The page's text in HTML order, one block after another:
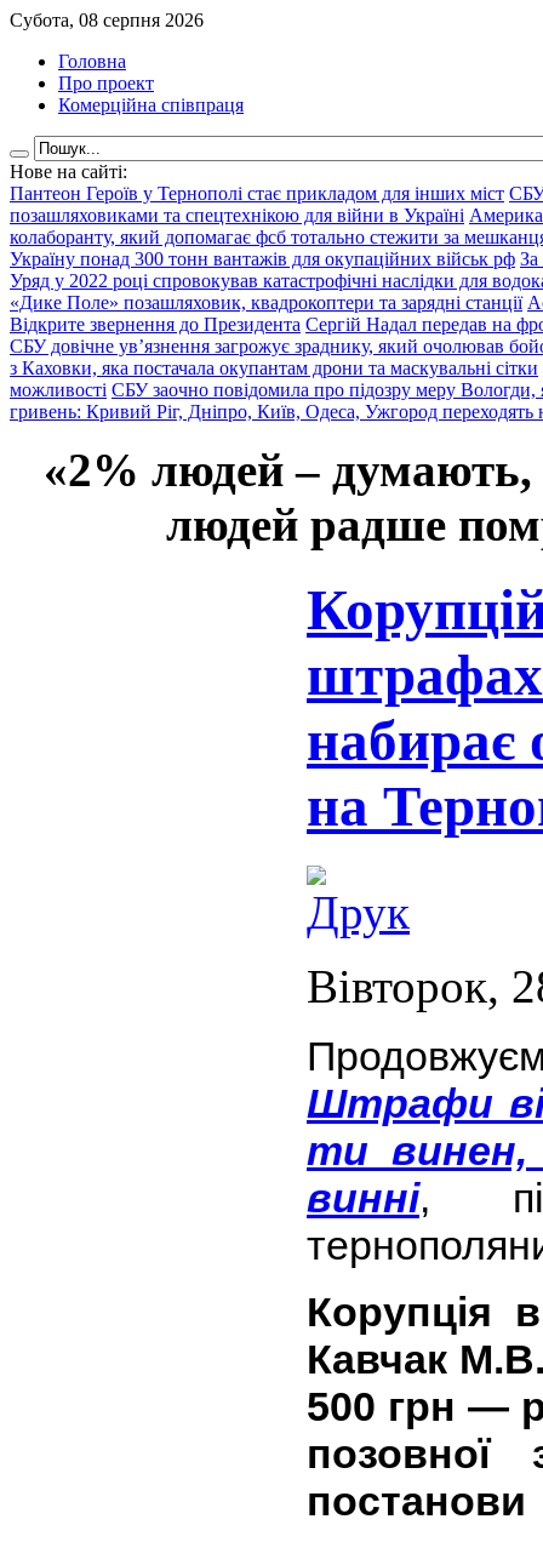
Субота, 08 серпня 2026
Головна
Про проект
Комерційна співпраця
Нове на сайті:
Пантеон Героїв у Тернополі стає прикладом для інших міст СБУ
позашляховиками та спецтехнікою для війни в Україні
колаборанту, який допомагає фсб тотально стежити за
Україну понад 300 тонн вантажів для окупаційних військ рф За
Уряд у 2022 році спровокував катастрофічні наслідки для
«Дике Поле» позашляховик, квадрокоптери та зарядні станції
Відкрите звернення до Президента Сергій Надал передав на
СБУ довічне ув’язнення загрожує зраднику, який очолював
з Каховки, яка постачала окупантам дрони та маскувальні сітки
можливості СБУ заочно повідомила про підозру меру Вологди,
гривень: Кривий Ріг, Дніпро, Київ, Одеса, Ужгород переходять
«2% людей –
людей радше
набирає
на
Вівторок,
Штрафи
ти винен,
винні,
Корупція
Кавчак
500 грн —
позовної
постанови